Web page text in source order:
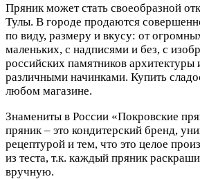
Пряник может стать своеобразной
Тулы. В городе продаются
по виду, размеру и вкусу: от
маленьких, с надписями и без, с
российских памятников
различными начинками. Купить
любом магазине.
Знамениты в России «Покровские
пряник – это кондитерский бренд,
рецептурой и тем, что это целое
из теста, т.к. каждый пряник
вручную.